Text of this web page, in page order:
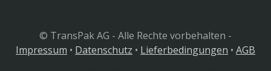
© TransPak AG - Alle Rechte vorbehalten -
Impressum • Datenschutz • Lieferbedingungen • AGB